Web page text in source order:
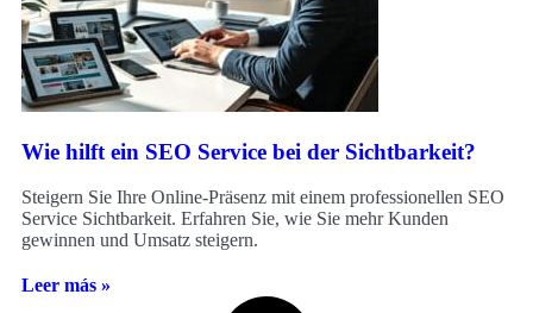
Wie hilft ein SEO Service bei der Sichtbarkeit?
Steigern Sie Ihre Online-Präsenz mit einem professionellen SEO
Service Sichtbarkeit. Erfahren Sie, wie Sie mehr Kunden
gewinnen und Umsatz steigern.
Leer más »